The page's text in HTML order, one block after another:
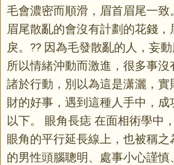
毛會濃密而順滑，眉首眉尾一致
眉尾散亂的會沒有計劃的花錢，
戾。?? 因為毛發散亂的人，妄
所以情緒沖動而激進，很多事
諸於行動，別以為這是潇灑，
財的好事，遇到這種人手中，
以下。 眼角長痣 在面相術學中
眼角的平行延長線上，也被稱
的男性頭腦聰明、處事小心謹